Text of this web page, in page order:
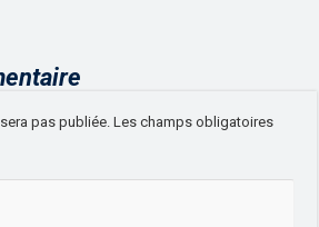
pas publiée. Les champs obligatoires